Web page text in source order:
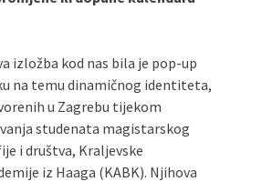
izložba kod nas bila je pop-up
na temu dinamičnog identiteta,
u Zagrebu tijekom
studenata magistarskog
i društva, Kraljevske
iz Haaga (KABK). Njihova